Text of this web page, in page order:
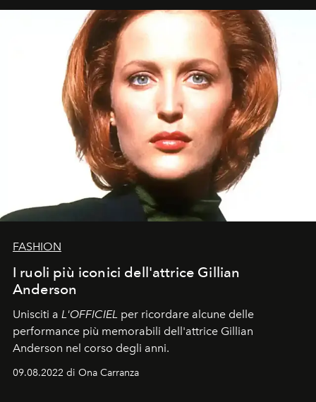
FASHION
I ruoli più iconici dell'attrice Gillian
Anderson
Unisciti a L'OFFICIEL per ricordare alcune delle
performance più memorabili dell'attrice Gillian
Anderson nel corso degli anni.
09.08.2022 di Ona Carranza